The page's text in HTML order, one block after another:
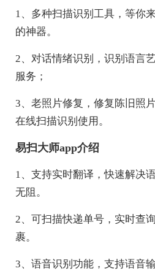
1、多种扫描识别工具，等你
的神器。
2、对话情绪识别，识别语言
服务；
3、老照片修复，修复陈旧照
在线扫描识别使用。
易扫大师app介绍
1、支持实时翻译，快速解决
无阻。
2、可扫描快递单号，实时查
裹。
3、语音识别功能，支持语音